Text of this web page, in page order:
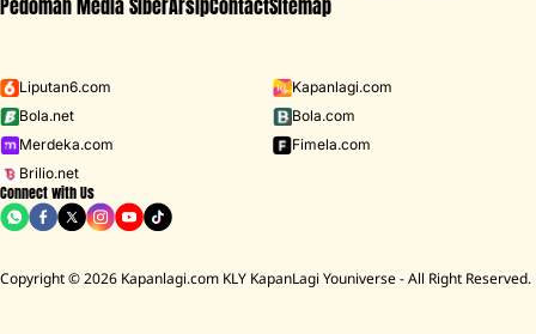
Pedoman Media SiberArsipContactSitemap
Liputan6.com
Kapanlagi.com
Bola.net
Bola.com
Merdeka.com
Fimela.com
Brilio.net
Connect with Us
Copyright © 2026 Kapanlagi.com KLY KapanLagi Youniverse - All Right Reserved.